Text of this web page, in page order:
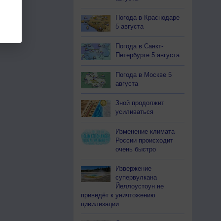
Погода в Краснодаре
5 августа
Погода в Санкт-
Петербурге 5 августа
Погода в Москве 5
августа
Зной продолжит
усиливаться
Изменение климата
России происходит
очень быстро
Извержение
супервулкана
Йеллоустоун не
приведёт к уничтожению
цивилизации